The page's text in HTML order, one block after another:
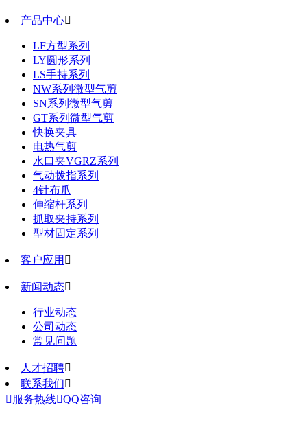
产品中心
LF方型系列
LY圆形系列
LS手持系列
NW系列微型气剪
SN系列微型气剪
GT系列微型气剪
快换夹具
电热气剪
水口夹VGRZ系列
气动拨指系列
4针布爪
伸缩杆系列
抓取夹持系列
型材固定系列
客户应用 
新闻动态
行业动态
公司动态
常见问题
人才招聘
联系我们
 服务热线QQ咨询